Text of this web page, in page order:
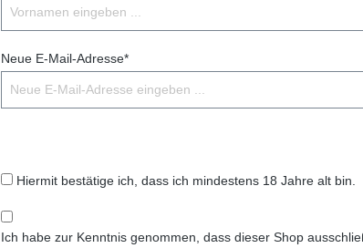
Neue E-Mail-Adresse*
Hiermit bestätige ich, dass ich mindestens 18 Jahre alt bin.
Ich habe zur Kenntnis genommen, dass dieser Shop